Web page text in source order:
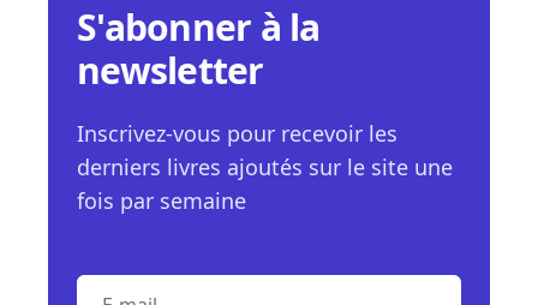
S'abonner à la
newsletter
Inscrivez-vous pour recevoir les
derniers livres ajoutés sur le site une
fois par semaine
E-mail